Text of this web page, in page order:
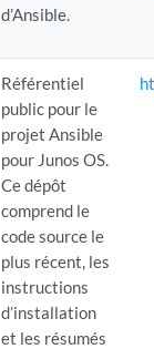
d’Ansible.
Référentiel
public pour le
projet Ansible
pour Junos OS.
Ce dépôt
comprend le
code source le
plus récent, les
instructions
d’installation
et les résumés